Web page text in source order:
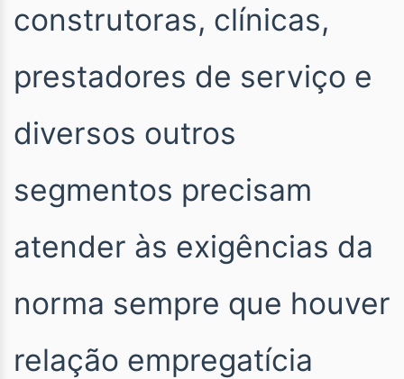
construtoras, clínicas,
prestadores de serviço e
diversos outros
segmentos precisam
atender às exigências da
norma sempre que houver
relação empregatícia